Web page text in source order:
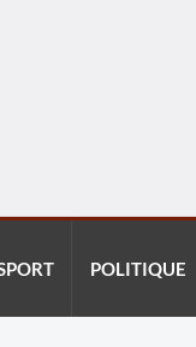
POLITIQUE